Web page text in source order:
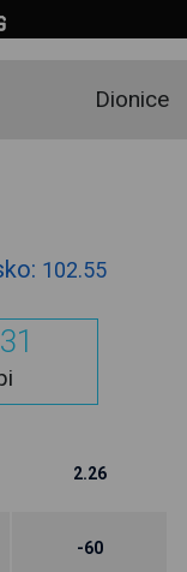
Dionice
102.55
2.26
-60